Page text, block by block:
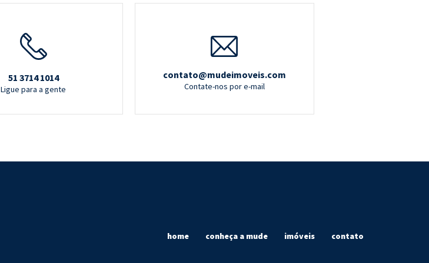
51 3714 1014
Ligue para a gente
contato@mudeimoveis.com
Contate-nos por e-mail
home conheça a mude imóveis contato